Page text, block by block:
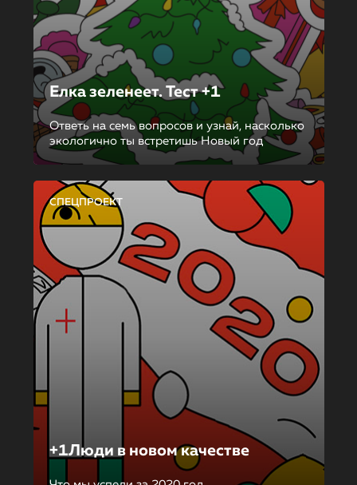
Елка зеленеет. Тест +1
Ответь на семь вопросов и узнай, насколько
экологично ты встретишь Новый год
СПЕЦПРОЕКТ
+1Люди в новом качестве